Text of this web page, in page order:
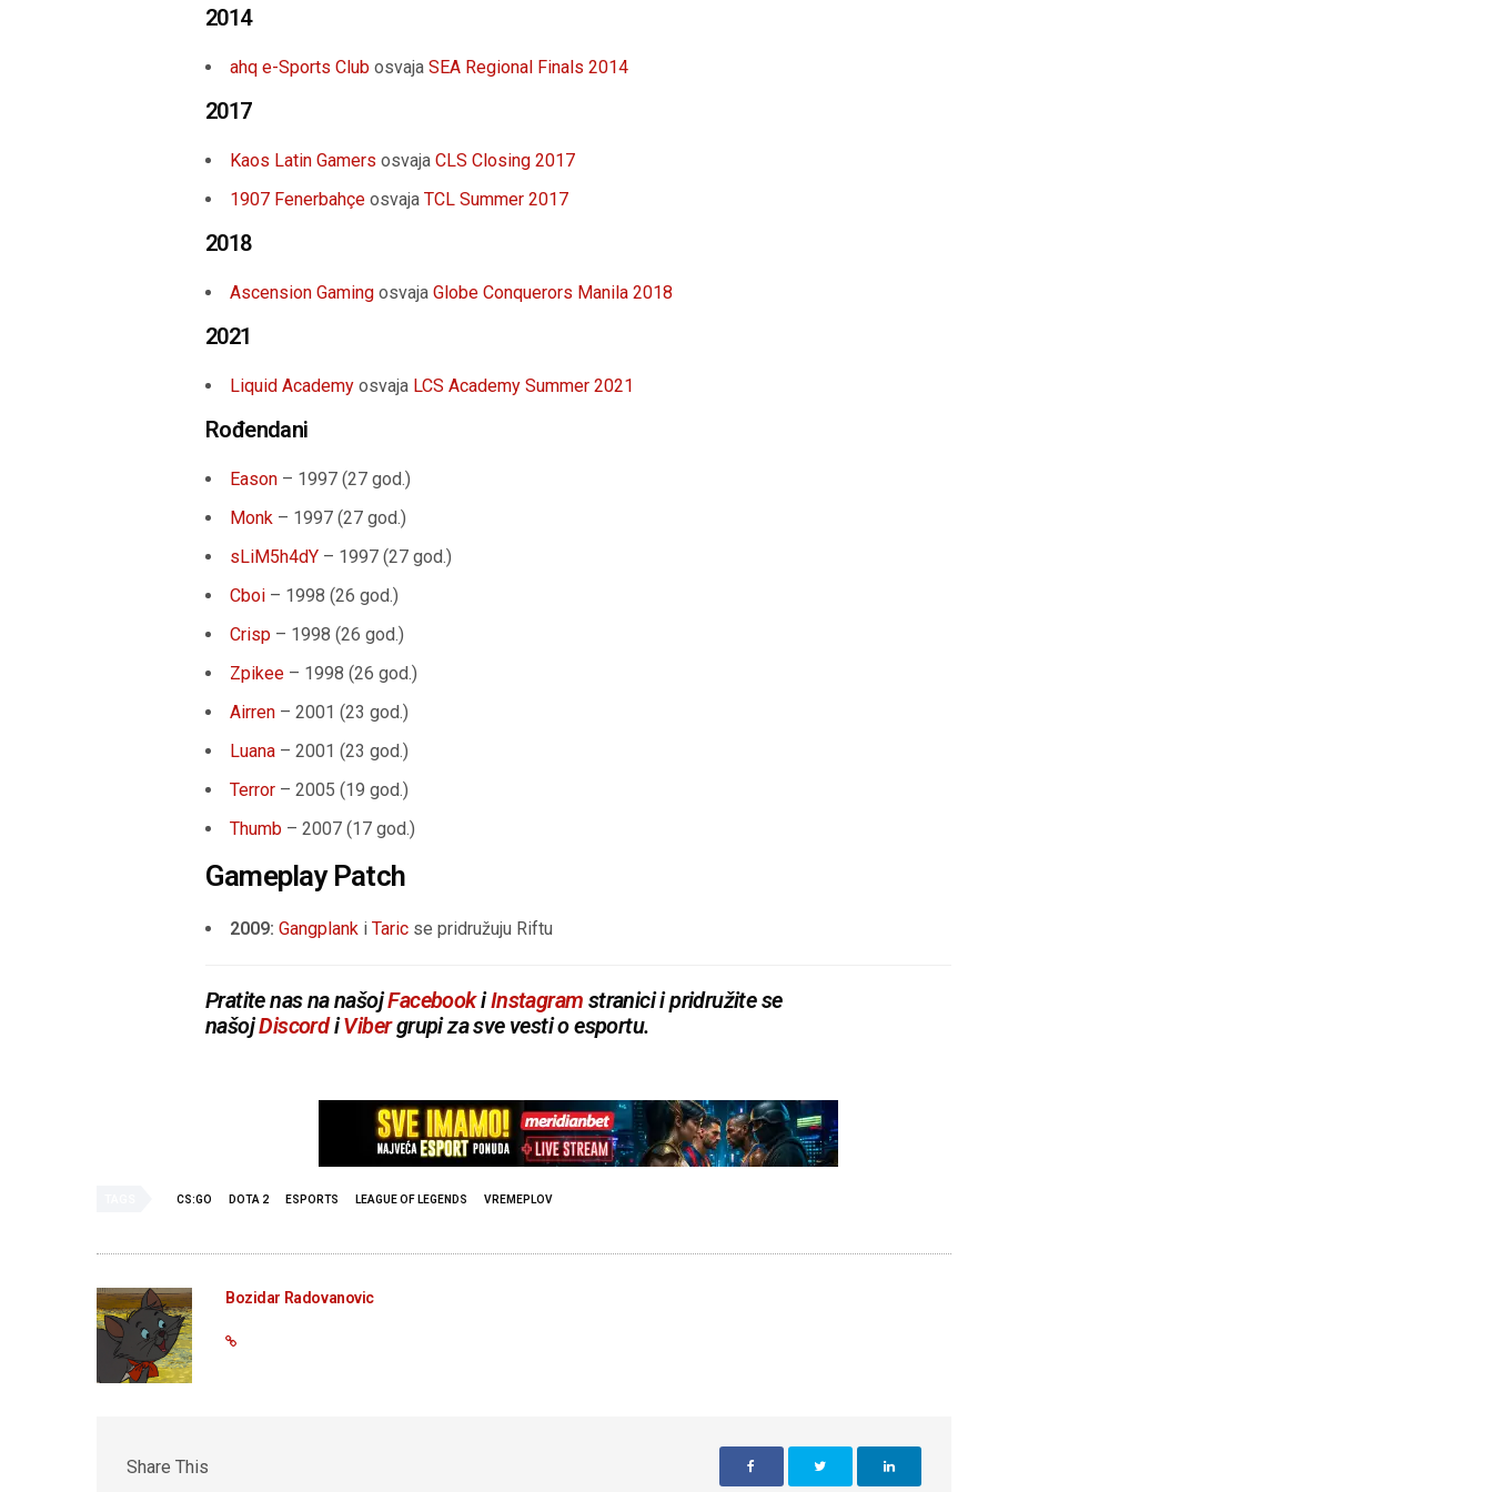
2014
ahq e-Sports Club osvaja SEA Regional Finals 2014
2017
Kaos Latin Gamers osvaja CLS Closing 2017
1907 Fenerbahçe osvaja TCL Summer 2017
2018
Ascension Gaming osvaja Globe Conquerors Manila 2018
2021
Liquid Academy osvaja LCS Academy Summer 2021
Rođendani
Eason – 1997 (27 god.)
Monk – 1997 (27 god.)
sLiM5h4dY – 1997 (27 god.)
Cboi – 1998 (26 god.)
Crisp – 1998 (26 god.)
Zpikee – 1998 (26 god.)
Airren – 2001 (23 god.)
Luana – 2001 (23 god.)
Terror – 2005 (19 god.)
Thumb – 2007 (17 god.)
Gameplay Patch
2009: Gangplank i Taric se pridružuju Riftu
Pratite nas na našojFacebookiInstagram stranici i pridružite se
našojDiscordiVibergrupi za sve vesti o esportu.
CS:GO DOTA 2 ESPORTS LEAGUE OF LEGENDS VREMEPLOV
Bozidar Radovanovic
Share This